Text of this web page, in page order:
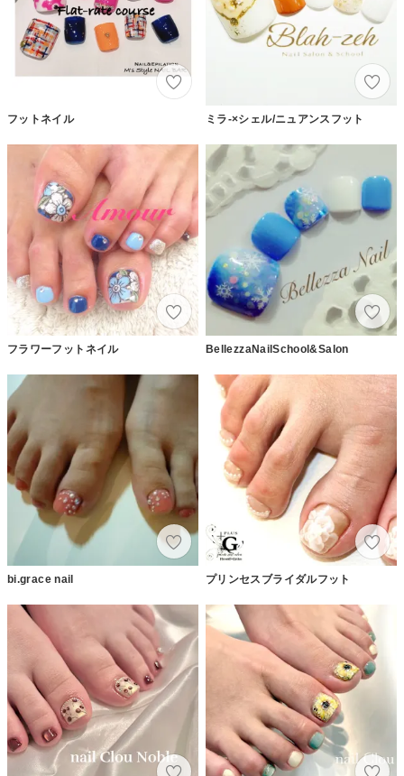
フットネイル ミラ-×シェル/ニュアンスフット
フラワーフットネイル BellezzaNailSchool&Salon
bi.grace nail プリンセスブライダルフット